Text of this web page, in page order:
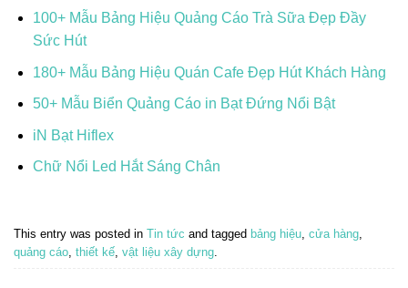
100+ Mẫu Bảng Hiệu Quảng Cáo Trà Sữa Đẹp Đầy
Sức Hút
180+ Mẫu Bảng Hiệu Quán Cafe Đẹp Hút Khách Hàng
50+ Mẫu Biển Quảng Cáo in Bạt Đứng Nổi Bật
iN Bạt Hiflex
Chữ Nổi Led Hắt Sáng Chân
This entry was posted in Tin tức and tagged bảng hiệu cửa hàng
quảng cáo thiết kế vật liệu xây dựng